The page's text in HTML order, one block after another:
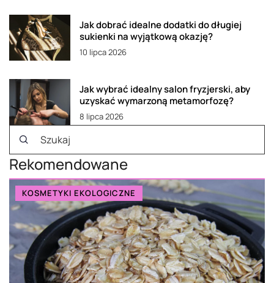
Jak dobrać idealne dodatki do długiej
sukienki na wyjątkową okazję?
10 lipca 2026
Jak wybrać idealny salon fryzjerski, aby
uzyskać wymarzoną metamorfozę?
8 lipca 2026
Rekomendowane
KOSMETYKI EKOLOGICZNE